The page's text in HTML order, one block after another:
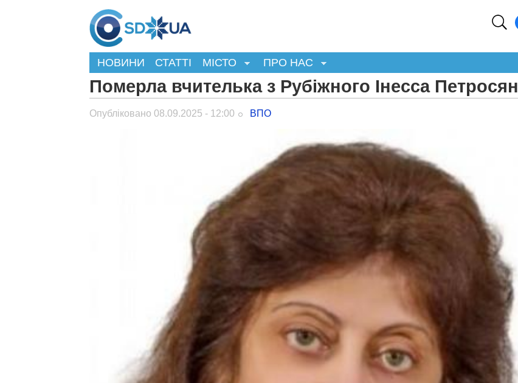
НОВИНИ СТАТТІ МІСТО ПРО НАС
Померла вчителька з Рубіжного Інесса Петросян
Опубліковано 08.09.2025 - 12:00 ВПО